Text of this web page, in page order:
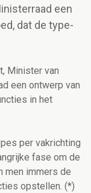
een
dat de type-
Minister van
een ontwerp van
in het
per vakrichting
fase om de
men immers de
opstellen. (*)